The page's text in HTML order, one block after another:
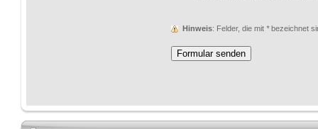
Hinweis : Felder, die mit*bezeichnet